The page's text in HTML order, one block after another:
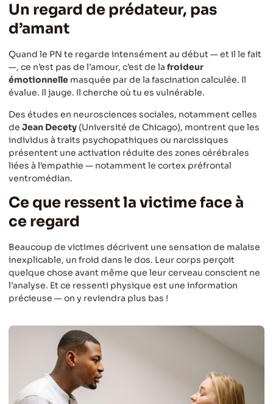
Un regard de prédateur, pas
d’amant
Quand le PN te regarde intensément au début — et il le fait
—, ce n’est pas de l’amour, c’est de la froideur
émotionnelle masquée par de la fascination calculée. Il
évalue. Il jauge. Il cherche où tu es vulnérable.
Des études en neurosciences sociales, notamment celles
de Jean Decety (Université de Chicago), montrent que les
individus à traits psychopathiques ou narcissiques
présentent une activation réduite des zones cérébrales
liées à l’empathie — notamment le cortex préfrontal
ventromédian.
Ce que ressent la victime face à
ce regard
Beaucoup de victimes décrivent une sensation de malaise
inexplicable, un froid dans le dos. Leur corps perçoit
quelque chose avant même que leur cerveau conscient ne
l’analyse. Et ce ressenti physique est une information
précieuse — on y reviendra plus bas !